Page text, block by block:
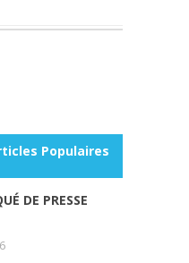
Populaires
DE PRESSE